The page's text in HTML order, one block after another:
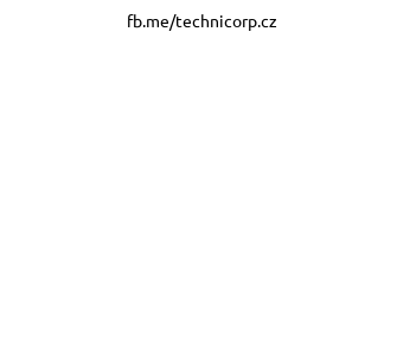
fb.me/technicorp.cz